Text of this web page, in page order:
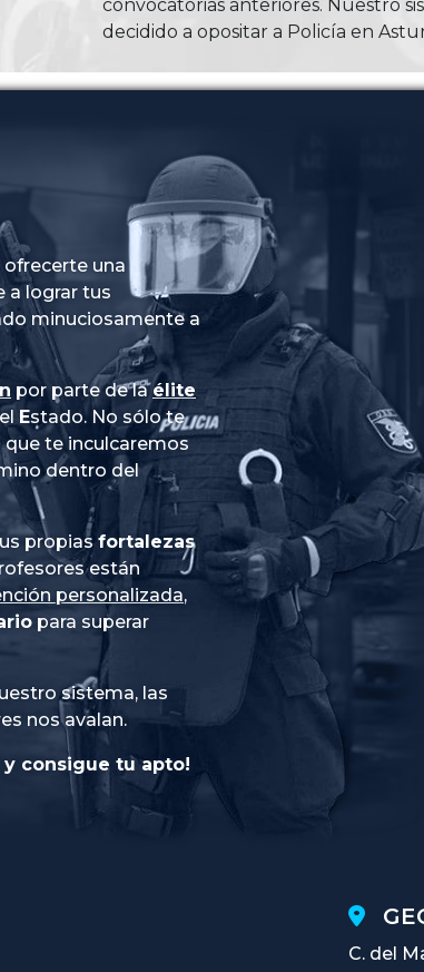
convocatorias anteriores. Nuestro
decidido a opositar a Policía en
una
a lograr tus
minuciosamente a
por parte de laélite
Estado. No sólo te
te inculcaremos
dentro del
propiasfortalezas
están
personalizada,
para superar
sistema, las
nos avalan.
y consigue tu apto!
C. del